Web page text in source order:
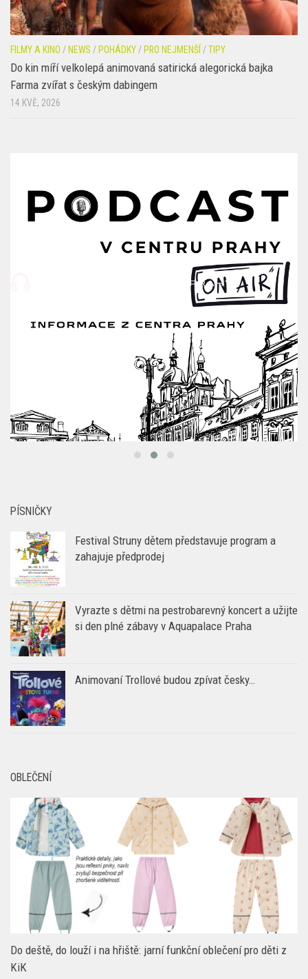
FILMY A KINO / NEWS / POHÁDKY / PRO NEJMENŠÍ /TIPY
Do kin míří velkolepá animovaná satirická alegorická bajka
Farma zvířat s českým dabingem
14 KVĚ, 2026
PÍSNIČKY
Festival Struny dětem představuje program a
zahajuje předprodej
Vyrazte s dětmi na pestrobarevný koncert a užijte
si den plné zábavy v Aquapalace Praha
Animovaní Trollové budou zpívat česky…
OBLEČENÍ
Do deště, do louží i na hřiště: jarní funkční oblečení pro děti z
KiK